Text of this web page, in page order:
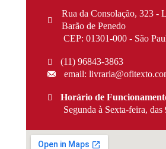
Rua da Consolação, 323 -
Barão de Penedo
CEP: 01301-000 - São
(11) 96843-3863
email:
Horário de
Segunda à Sexta-feira, das